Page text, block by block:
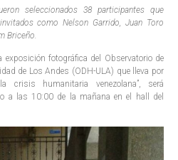
seleccionados 38 participantes que
como Nelson Garrido, Juan Toro
Briceño.
fotográfica del Observatorio de
de Los Andes (ODH-ULA) que lleva por
crisis humanitaria venezolana”, será
a las 10:00 de la mañana en el hall del